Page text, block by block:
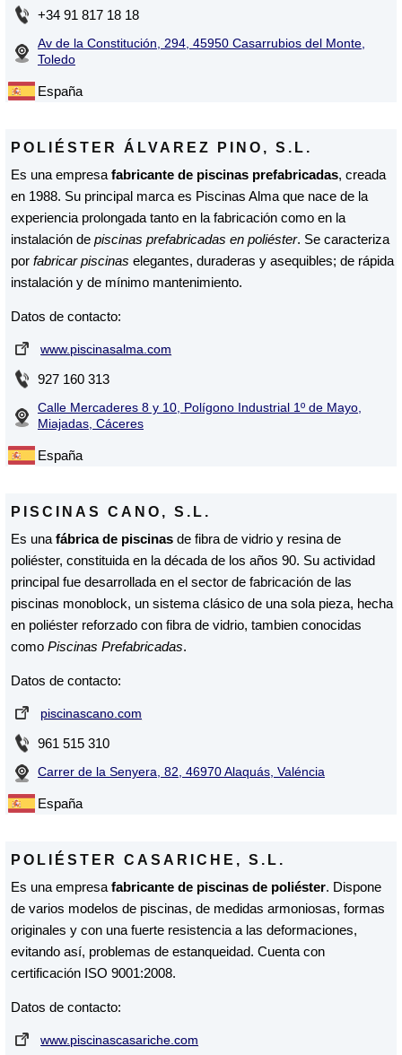
+34 91 817 18 18
Av de la Constitución, 294, 45950 Casarrubios del Monte,
Toledo
España
POLIÉSTER ÁLVAREZ PINO, S.L.
Es una empresa fabricante de piscinas prefabricadas, creada
en 1988. Su principal marca es Piscinas Alma que nace de la
experiencia prolongada tanto en la fabricación como en la
instalación de piscinas prefabricadas en poliéster. Se caracteriza
por fabricar piscinas elegantes, duraderas y asequibles; de rápida
instalación y de mínimo mantenimiento.
Datos de contacto:
www.piscinasalma.com
927 160 313
Calle Mercaderes 8 y 10, Polígono Industrial 1º de Mayo,
Miajadas, Cáceres
España
PISCINAS CANO, S.L.
Es una fábrica de piscinas de fibra de vidrio y resina de
poliéster, constituida en la década de los años 90. Su actividad
principal fue desarrollada en el sector de fabricación de las
piscinas monoblock, un sistema clásico de una sola pieza, hecha
en poliéster reforzado con fibra de vidrio, tambien conocidas
como Piscinas Prefabricadas.
Datos de contacto:
piscinascano.com
961 515 310
Carrer de la Senyera, 82, 46970 Alaquás, Valéncia
España
POLIÉSTER CASARICHE, S.L.
Es una empresa fabricante de piscinas de poliéster. Dispone
de varios modelos de piscinas, de medidas armoniosas, formas
originales y con una fuerte resistencia a las deformaciones,
evitando así, problemas de estanqueidad. Cuenta con
certificación ISO 9001:2008.
Datos de contacto:
www.piscinascasariche.com